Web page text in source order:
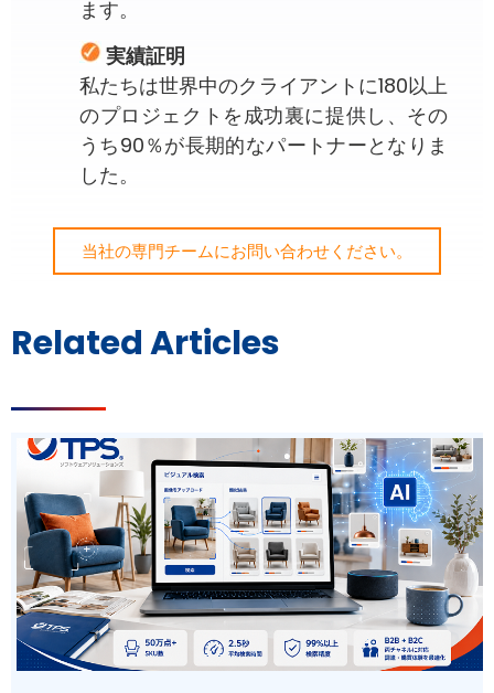
ます。
実績証明
私たちは世界中のクライアントに180以上
のプロジェクトを成功裏に提供し、その
うち90％が長期的なパートナーとなりま
した。
当社の専門チームにお問い合わせください。
Related Articles